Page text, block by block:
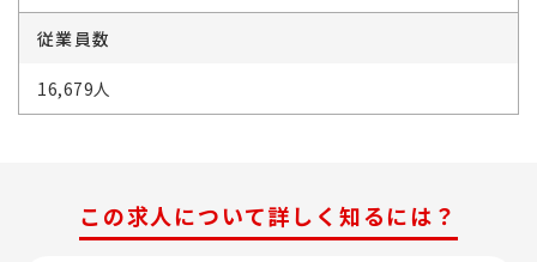
従業員数
16,679人
この求人について詳しく知るには？